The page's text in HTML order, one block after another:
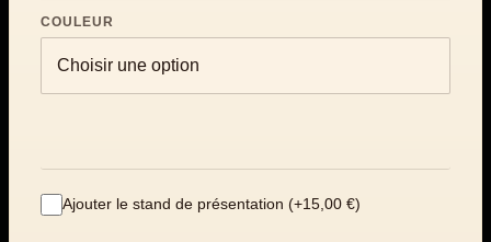
COULEUR
Ajouter le stand de présentation (+15,00 €)